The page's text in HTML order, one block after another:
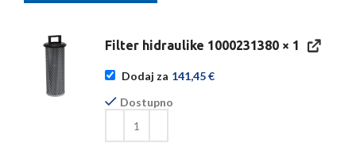
Filter hidraulike 1000231380× 1
Dodaj za 141,45€
Dostupno